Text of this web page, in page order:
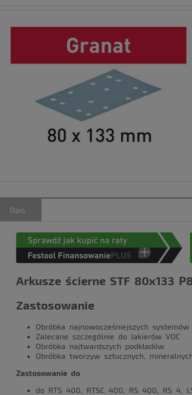
Opis
Arkusze ścierne STF 80x133
Zastosowanie
Obróbka najnowocześniejszych
Zalecane szczególnie do lakierów VOC
Obróbka najtwardszych podkładów
Obróbka tworzyw sztucznych,
Zastosowanie do
do RTS 400, RTSC 400, RS 400, RS 4,